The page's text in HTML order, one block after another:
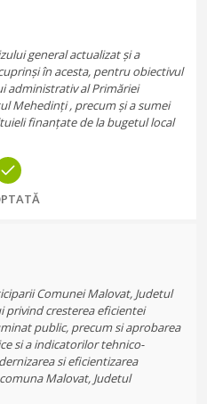
general actualizat și a
în acesta, pentru obiectivul
administrativ al Primăriei
Mehedinți , precum și a sumei
finanțate de la bugetul local
Comunei Malovat, Judetul
privind cresterea eficientei
public, precum si aprobarea
si a indicatorilor tehnico-
si eficientizarea
Malovat, Judetul